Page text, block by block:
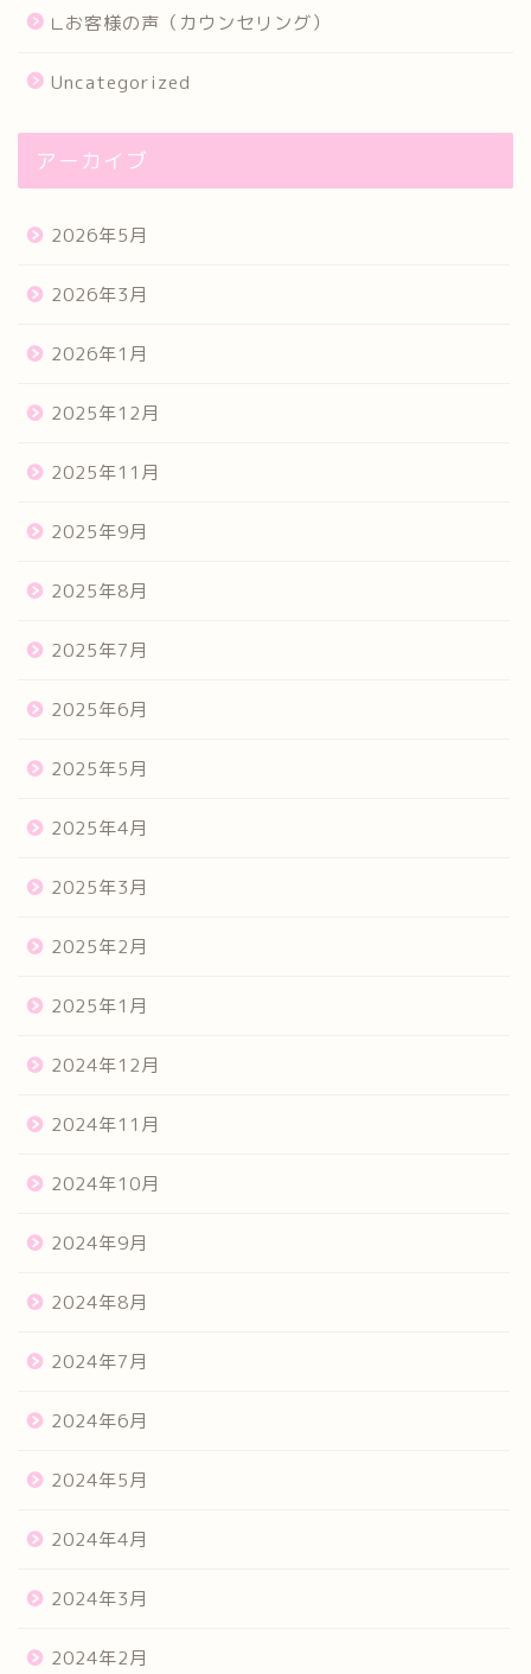
∟お客様の声（カウンセリング）
Uncategorized
アーカイブ
2026年5月
2026年3月
2026年1月
2025年12月
2025年11月
2025年9月
2025年8月
2025年7月
2025年6月
2025年5月
2025年4月
2025年3月
2025年2月
2025年1月
2024年12月
2024年11月
2024年10月
2024年9月
2024年8月
2024年7月
2024年6月
2024年5月
2024年4月
2024年3月
2024年2月